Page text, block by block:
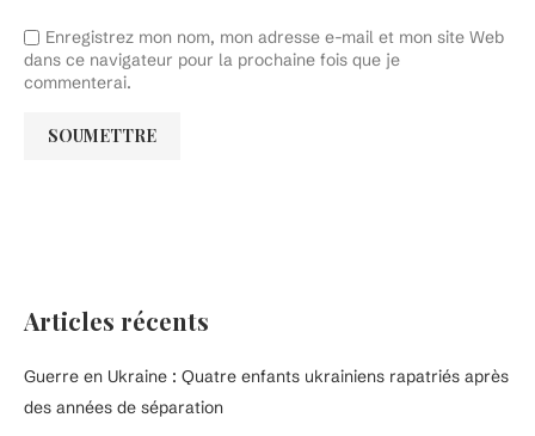
Enregistrez mon nom, mon adresse e-mail et mon site Web
dans ce navigateur pour la prochaine fois que je
commenterai.
Articles récents
Guerre en Ukraine : Quatre enfants ukrainiens rapatriés après
des années de séparation